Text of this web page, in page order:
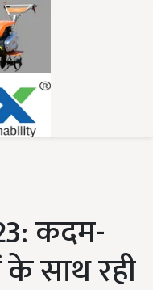
कदम-
साथ रही